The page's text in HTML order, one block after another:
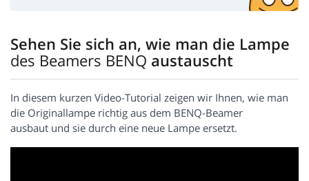
Sehen Sie sich an, wie man die Lampe
des Beamers BENQ austauscht
In diesem kurzen Video-Tutorial zeigen wir Ihnen, wie man
die Originallampe richtig aus dem BENQ-Beamer
ausbaut und sie durch eine neue Lampe ersetzt.